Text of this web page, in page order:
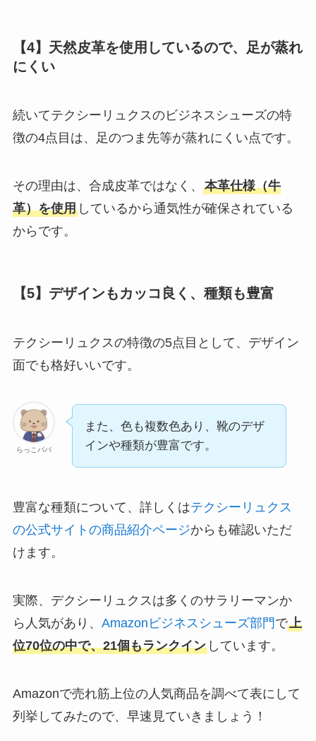
【4】天然皮革を使用しているので、足が蒸れ
にくい
続いてテクシーリュクスのビジネスシューズの特
徴の4点目は、足のつま先等が蒸れにくい点です。
その理由は、合成皮革ではなく、 本革仕様（牛
革）を使用しているから通気性が確保されている
からです。
【5】デザインもカッコ良く、種類も豊富
テクシーリュクスの特徴の5点目として、デザイン
面でも格好いいです。
らっこパパ
また、色も複数色あり、靴のデザ
インや種類が豊富です。
豊富な種類について、詳しくはテクシーリュクス
の公式サイトの商品紹介ページからも確認いただ
けます。
実際、デクシーリュクスは多くのサラリーマンか
ら人気があり、 Amazonビジネスシューズ部門 で上
位70位の中で、21個もランクインしています。
Amazonで売れ筋上位の人気商品を調べて表にして
列挙してみたので、早速見ていきましょう！